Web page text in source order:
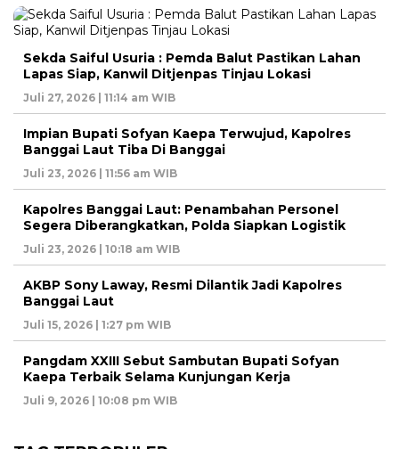
Sekda Saiful Usuria : Pemda Balut Pastikan Lahan
Lapas Siap, Kanwil Ditjenpas Tinjau Lokasi
Juli 27, 2026 | 11:14 am WIB
Impian Bupati Sofyan Kaepa Terwujud, Kapolres
Banggai Laut Tiba Di Banggai
Juli 23, 2026 | 11:56 am WIB
Kapolres Banggai Laut: Penambahan Personel
Segera Diberangkatkan, Polda Siapkan Logistik
Juli 23, 2026 | 10:18 am WIB
AKBP Sony Laway, Resmi Dilantik Jadi Kapolres
Banggai Laut
Juli 15, 2026 | 1:27 pm WIB
Pangdam XXIII Sebut Sambutan Bupati Sofyan
Kaepa Terbaik Selama Kunjungan Kerja
Juli 9, 2026 | 10:08 pm WIB